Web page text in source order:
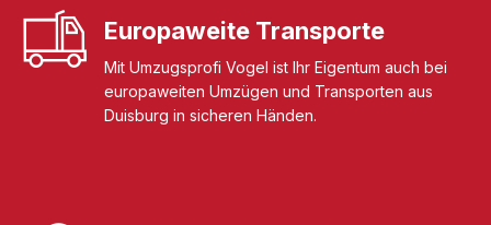
Europaweite Transporte
Mit Umzugsprofi Vogel ist Ihr Eigentum auch bei
europaweiten Umzügen und Transporten aus
Duisburg in sicheren Händen.